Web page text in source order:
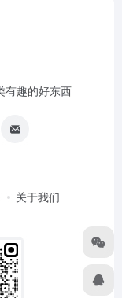
有趣的好东西
关于我们